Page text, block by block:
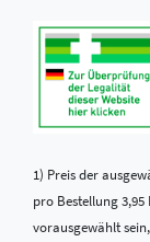
1) Preis der
pro Bestellung 3,95
vorausgewählt